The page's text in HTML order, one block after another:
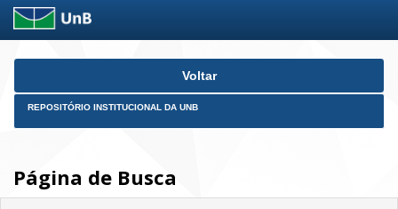
Skip
Voltar
REPOSITÓRIO INSTITUCIONAL DA UNB
Página de Busca